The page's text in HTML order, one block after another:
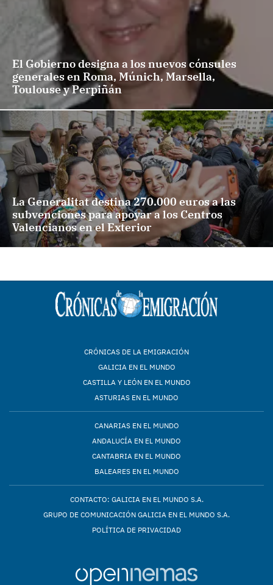
El Gobierno designa a los nuevos cónsules
generales en Roma, Múnich, Marsella,
Toulouse y Perpiñán
La Generalitat destina 270.000 euros a las
subvenciones para apoyar a los Centros
Valencianos en el Exterior
CRÓNICAS DE LA EMIGRACIÓN
GALICIA EN EL MUNDO
CASTILLA Y LEÓN EN EL MUNDO
ASTURIAS EN EL MUNDO
CANARIAS EN EL MUNDO
ANDALUCÍA EN EL MUNDO
CANTABRIA EN EL MUNDO
BALEARES EN EL MUNDO
CONTACTO: GALICIA EN EL MUNDO S.A.
GRUPO DE COMUNICACIÓN GALICIA EN EL MUNDO S.A.
POLÍTICA DE PRIVACIDAD